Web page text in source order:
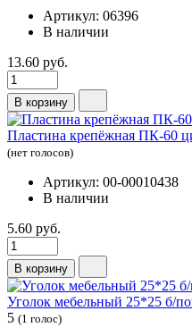
Артикул: 06396
В наличии
13.60 руб.
В корзину
Пластина крепёжная ПК-60
(нет голосов)
Артикул: 00-00010438
В наличии
5.60 руб.
В корзину
Уголок мебельный 25*25 б/
5 (1 голос)